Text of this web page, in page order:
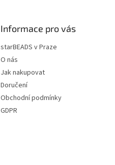
Informace pro vás
starBEADS v Praze
O nás
Jak nakupovat
Doručení
Obchodní podmínky
GDPR